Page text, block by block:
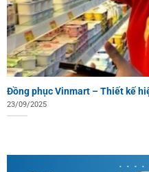
Đồng phục Vinmart – Thiết kế
23/09/2025